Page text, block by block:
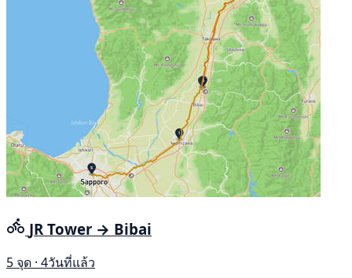
JR Tower → Bibai
5 จุด · 4วันที่แล้ว